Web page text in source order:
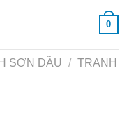
0
SƠN DẦU / TRANH